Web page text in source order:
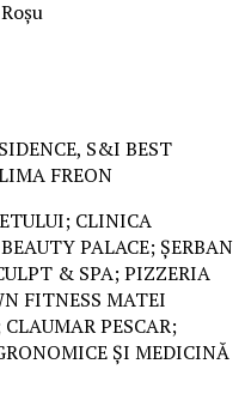
S&I BEST
FREON
CLINICA
PALACE; ȘERBAN
& SPA; PIZZERIA
FITNESS MATEI
PESCAR;
ȘI MEDICINĂ